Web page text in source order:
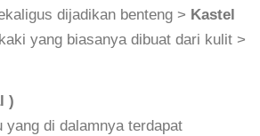
dijadikan benteng > Kastel
yang biasanya dibuat dari kulit >
)
yang di dalamnya terdapat